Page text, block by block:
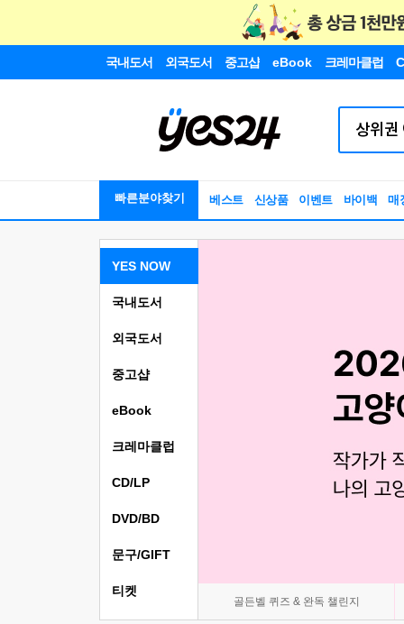
국내도서 외국도서 중고샵 eBook 크레마클럽
빠른분야찾기 베스트 신상품 이벤트 바이백 매
YES NOW
골든벨 퀴즈 & 완독 챌린지
국내도서
외국도서
중고샵
eBook
크레마클럽
CD/LP
DVD/BD
문구/GIFT
티켓